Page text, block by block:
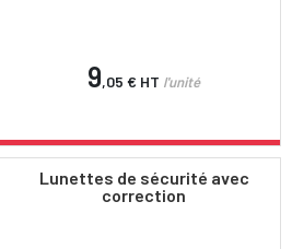
9,05 € HT l'unité
Lunettes de sécurité avec
correction